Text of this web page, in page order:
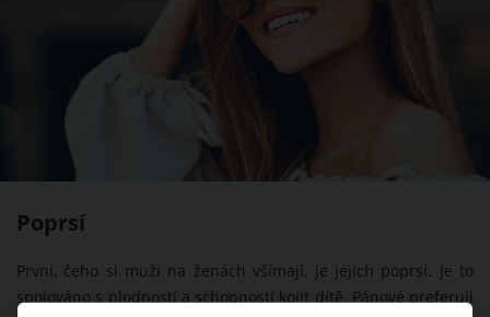
Poprsí
První, čeho si muži na ženách všímají, je jejich poprsí. Je to
spojováno s plodností a schopností kojit dítě. Pánové preferují